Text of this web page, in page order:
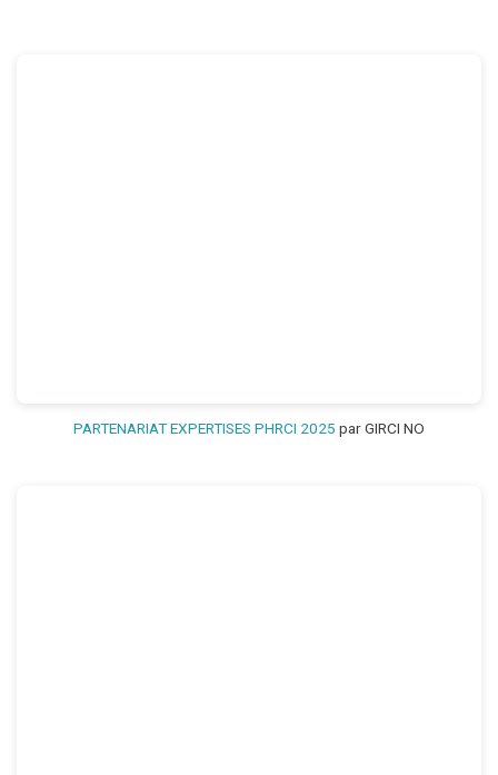
PARTENARIAT EXPERTISES PHRCI 2025 par GIRCI NO